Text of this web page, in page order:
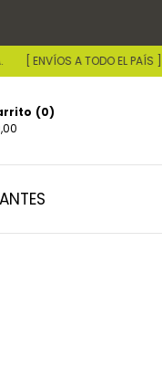
[ ENVÍOS A TODO EL PAÍS ]
(0)